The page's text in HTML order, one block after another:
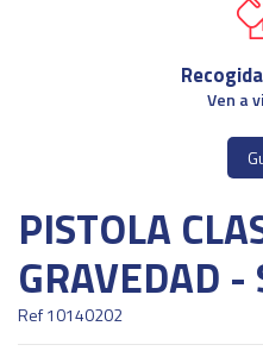
PISTOLA
GRAVEDAD -
Ref10140202
Ven a